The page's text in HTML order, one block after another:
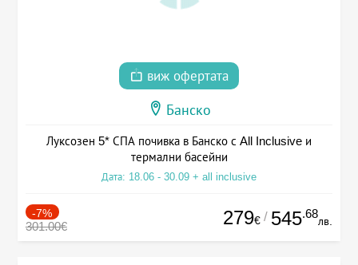
виж офертата
Банско
Луксозен 5* СПА почивка в Банско с All Inclusive и
термални басейни
Дата: 18.06 - 30.09 + all inclusive
-7%
301.00€ 279€ / 545.68
лв.